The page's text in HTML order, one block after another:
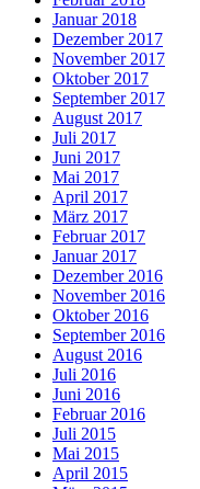
Januar 2018
Dezember 2017
November 2017
Oktober 2017
September 2017
August 2017
Juli 2017
Juni 2017
Mai 2017
April 2017
März 2017
Februar 2017
Januar 2017
Dezember 2016
November 2016
Oktober 2016
September 2016
August 2016
Juli 2016
Juni 2016
Februar 2016
Juli 2015
Mai 2015
April 2015